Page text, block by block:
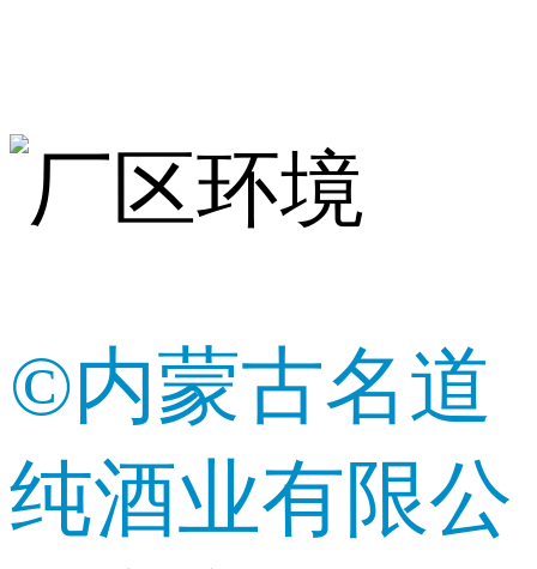
©内蒙古名道
纯酒业有限公